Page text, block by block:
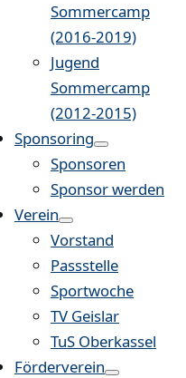
Sommercamp
(2016-2019)
Jugend
Sommercamp
(2012-2015)
Sponsoring
Sponsoren
Sponsor werden
Verein
Vorstand
Passstelle
Sportwoche
TV Geislar
TuS Oberkassel
Förderverein